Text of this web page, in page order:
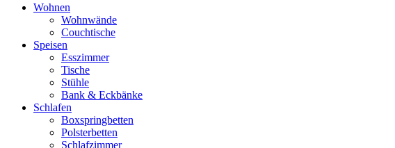
Wohnen
Wohnwände
Couchtische
Speisen
Esszimmer
Tische
Stühle
Bank & Eckbänke
Schlafen
Boxspringbetten
Polsterbetten
Schlafzimmer